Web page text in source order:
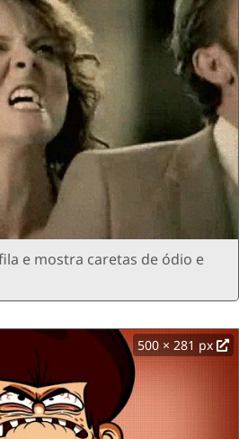
e mostra caretas de ódio e
500 × 281 px